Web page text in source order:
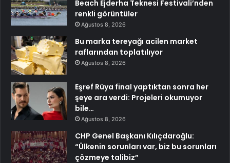
Beach Ejderha Teknesi Festivali’nden
renkli görüntüler
Ağustos 8, 2026
Bu marka tereyağı acilen market
raflarından toplatılıyor
Ağustos 8, 2026
Eşref Rüya final yaptıktan sonra her
şeye ara verdi: Projeleri okumuyor
bile…
Ağustos 8, 2026
CHP Genel Başkanı Kılıçdaroğlu:
“Ülkenin sorunları var, biz bu sorunları
çözmeye talibiz”